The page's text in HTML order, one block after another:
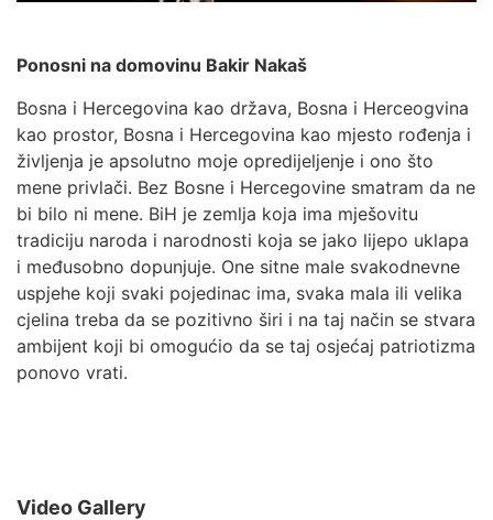
Ponosni na domovinu Bakir Nakaš
Bosna i Hercegovina kao država, Bosna i Herceogvina
kao prostor, Bosna i Hercegovina kao mjesto rođenja i
življenja je apsolutno moje opredijeljenje i ono što
mene privlači. Bez Bosne i Hercegovine smatram da ne
bi bilo ni mene. BiH je zemlja koja ima mješovitu
tradiciju naroda i narodnosti koja se jako lijepo uklapa
i međusobno dopunjuje. One sitne male svakodnevne
uspjehe koji svaki pojedinac ima, svaka mala ili velika
cjelina treba da se pozitivno širi i na taj način se stvara
ambijent koji bi omogućio da se taj osjećaj patriotizma
ponovo vrati.
Video Gallery